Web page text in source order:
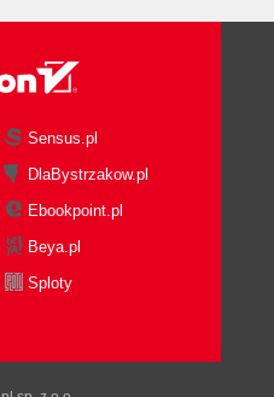
Sensus.pl
DlaBystrzakow.pl
Ebookpoint.pl
Beya.pl
Sploty